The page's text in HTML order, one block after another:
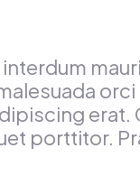
porttitor.